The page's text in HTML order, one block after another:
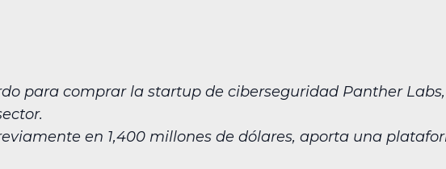
para comprar la startup de ciberseguridad Panther
en 1,400 millones de dólares, aporta una